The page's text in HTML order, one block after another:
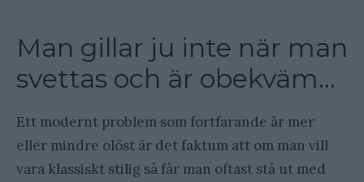
Man gillar ju inte när man
svettas och är obekväm…
Ett modernt problem som fortfarande är mer
eller mindre olöst är det faktum att om man vill
vara klassiskt stilig så får man oftast stå ut med